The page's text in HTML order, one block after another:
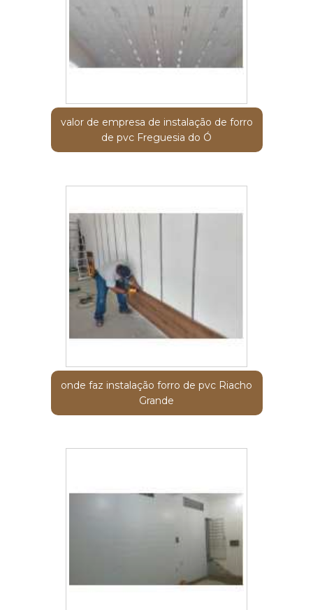
valor de empresa de instalação de forro
de pvc Freguesia do Ó
onde faz instalação forro de pvc Riacho
Grande